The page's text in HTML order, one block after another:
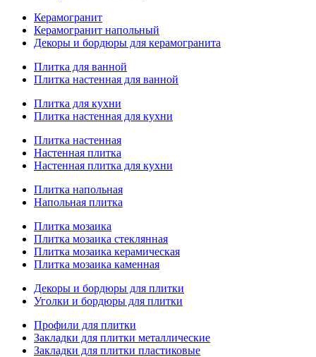
Керамогранит
Керамогранит напольный
Декоры и бордюры для керамогранита
Плитка для ванной
Плитка настенная для ванной
Плитка для кухни
Плитка настенная для кухни
Плитка настенная
Настенная плитка
Настенная плитка для кухни
Плитка напольная
Напольная плитка
Плитка мозаика
Плитка мозаика стеклянная
Плитка мозаика керамическая
Плитка мозаика каменная
Декоры и бордюры для плитки
Уголки и бордюры для плитки
Профили для плитки
Закладки для плитки металлические
Закладки для плитки пластиковые